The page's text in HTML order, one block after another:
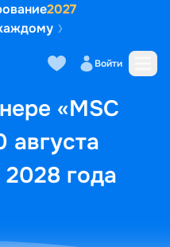
2027
Войти
«MSC
августа
2028 года
Маршрут и